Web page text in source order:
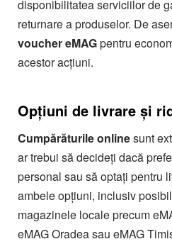
disponibilitatea serviciilor de
returnare a produselor. De
voucher eMAGpentru
acestor acțiuni.
Opțiuni de livrare și
Cumpărăturile onlinesunt
ar trebui să decideți dacă
personal sau să optați pentru
ambele opțiuni, inclusiv
magazinele locale precum
eMAG Oradea sau eMAG